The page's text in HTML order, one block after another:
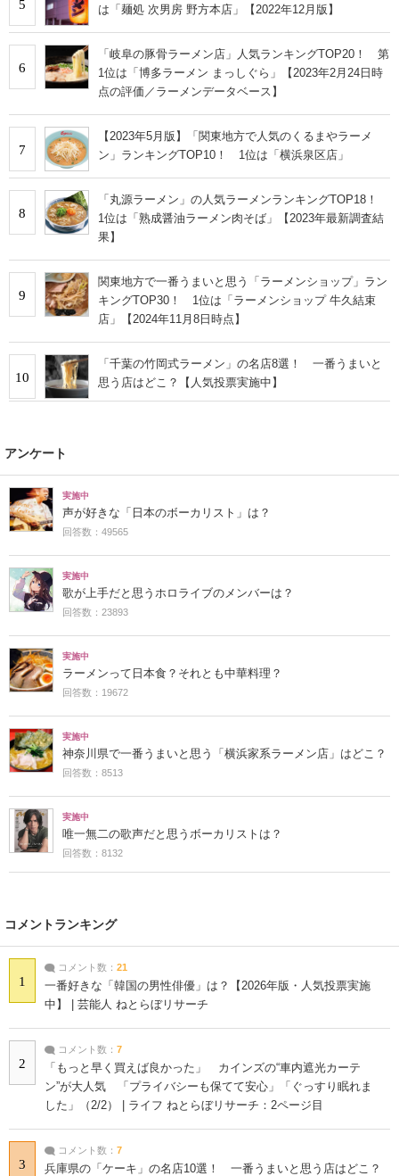
5 は「麺処 次男房 野方本店」【2022年12月版】
6
「岐阜の豚骨ラーメン店」人気ランキングTOP20！ 第
1位は「博多ラーメン まっしぐら」【2023年2月24日時
点の評価／ラーメンデータベース】
7
【2023年5月版】「関東地方で人気のくるまやラーメ
ン」ランキングTOP10！ 1位は「横浜泉区店」
8
「丸源ラーメン」の人気ラーメンランキングTOP18！
1位は「熟成醤油ラーメン肉そば」【2023年最新調査結
果】
9
関東地方で一番うまいと思う「ラーメンショップ」ラン
キングTOP30！ 1位は「ラーメンショップ 牛久結束
店」【2024年11月8日時点】
10
「千葉の竹岡式ラーメン」の名店8選！ 一番うまいと
思う店はどこ？【人気投票実施中】
アンケート
実施中
声が好きな「日本のボーカリスト」は？
回答数：49565
実施中
歌が上手だと思うホロライブのメンバーは？
回答数：23893
実施中
ラーメンって日本食？それとも中華料理？
回答数：19672
実施中
神奈川県で一番うまいと思う「横浜家系ラーメン店」はどこ？
回答数：8513
実施中
唯一無二の歌声だと思うボーカリストは？
回答数：8132
コメントランキング
1
コメント数： 21
一番好きな「韓国の男性俳優」は？【2026年版・人気投票実施
中】 | 芸能人 ねとらぼリサーチ
2
コメント数： 7
「もっと早く買えば良かった」 カインズの“車内遮光カーテ
ン”が大人気 「プライバシーも保てて安心」「ぐっすり眠れま
した」（2/2） | ライフ ねとらぼリサーチ：2ページ目
3
コメント数： 7
兵庫県の「ケーキ」の名店10選！ 一番うまいと思う店はどこ？